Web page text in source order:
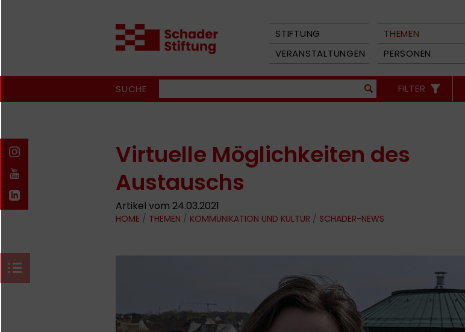
STIFTUNG THEMEN
VERANSTALTUNGEN
PERSONEN
SUCHE FILTER
Virtuelle Möglichkeiten des
Austauschs
Artikel vom 24.03.2021
HOME / THEMEN / KOMMUNIKATION UND KULTUR / SCHADER-NEWS